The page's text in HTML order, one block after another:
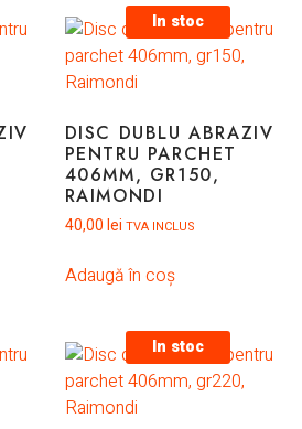
In stoc
DISC DUBLU ABRAZIV
PENTRU PARCHET
406MM, GR150,
RAIMONDI
40,00 lei TVA INCLUS
Adaugă în coș
In stoc